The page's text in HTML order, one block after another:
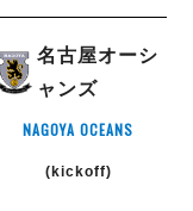
名古屋オーシ
ャンズ
NAGOYA OCEANS
(kickoff)